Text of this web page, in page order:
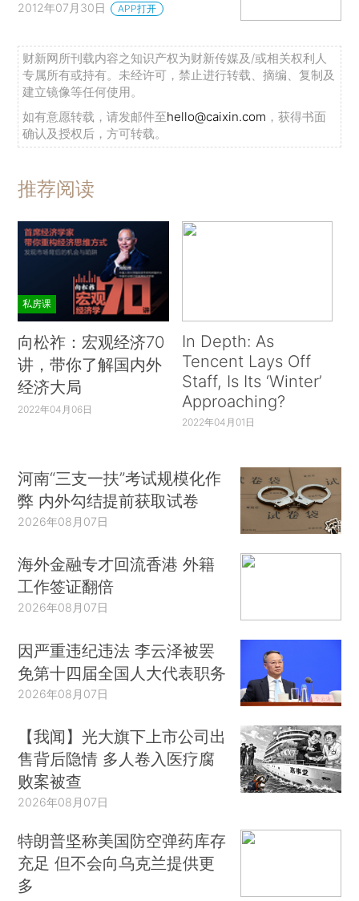
2012年07月30日 APP打开
财新网所刊载内容之知识产权为财新传媒及/或相关权利人
专属所有或持有。未经许可，禁止进行转载、摘编、复制及
建立镜像等任何使用。
如有意愿转载，请发邮件至hello@caixin.com ，获得书面
确认及授权后，方可转载。
推荐阅读
私房课
向松祚：宏观经济70
讲，带你了解国内外
经济大局
2022年04月06日
In Depth: As
Tencent Lays Off
Staff, Is Its ‘Winter’
Approaching?
2022年04月01日
河南“三支一扶”考试规模化作
弊 内外勾结提前获取试卷
2026年08月07日
海外金融专才回流香港 外籍
工作签证翻倍
2026年08月07日
因严重违纪违法 李云泽被罢
免第十四届全国人大代表职务
2026年08月07日
【我闻】光大旗下上市公司出
售背后隐情 多人卷入医疗腐
败案被查
2026年08月07日
特朗普坚称美国防空弹药库存
充足 但不会向乌克兰提供更
多